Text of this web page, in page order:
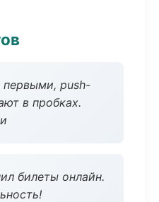
первыми, push-
в пробках.
билеты онлайн.